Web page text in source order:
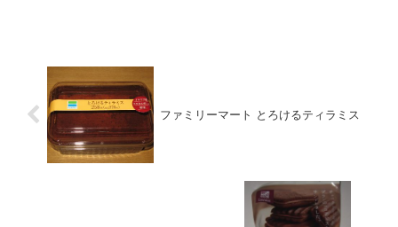
ファミリーマート とろけるティラミス